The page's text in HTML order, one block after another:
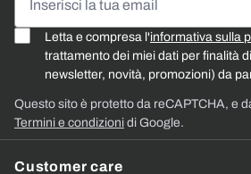
Customer care
Letta e compresa l'informativa sulla
trattamento dei miei dati per finalità
newsletter, novità, promozioni) da
Questo sito è protetto da reCAPTCHA, e
Termini e condizioni di Google.